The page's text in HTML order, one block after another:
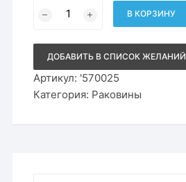
товара
столешницу
Roxen
Creta
570025
В КОРЗИНУ
ДОБАВИТЬ В СПИСОК ЖЕЛАНИЙ
Артикул: '570025
Категория: Раковины